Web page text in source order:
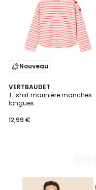
Nouveau
VERTBAUDET
T-shirt marinière manches
longues
12,99 €
2
Couleurs